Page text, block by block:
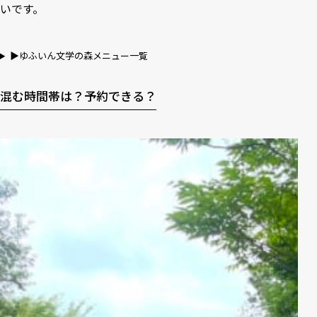
いです。
▶︎ゆふいん文学の森メニュー一覧
混む時間帯は？予約できる？